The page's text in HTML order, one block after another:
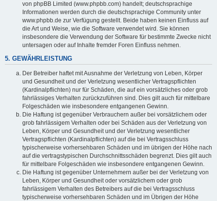
von phpBB Limited (www.phpbb.com) handelt; deutschsprachige
Informationen werden durch die deutschsprachige Community unter
www.phpbb.de zur Verfügung gestellt. Beide haben keinen Einfluss auf
die Art und Weise, wie die Software verwendet wird. Sie können
insbesondere die Verwendung der Software für bestimmte Zwecke nicht
untersagen oder auf Inhalte fremder Foren Einfluss nehmen.
5. GEWÄHRLEISTUNG
Der Betreiber haftet mit Ausnahme der Verletzung von Leben, Körper
und Gesundheit und der Verletzung wesentlicher Vertragspflichten
(Kardinalpflichten) nur für Schäden, die auf ein vorsätzliches oder grob
fahrlässiges Verhalten zurückzuführen sind. Dies gilt auch für mittelbare
Folgeschäden wie insbesondere entgangenen Gewinn.
Die Haftung ist gegenüber Verbrauchern außer bei vorsätzlichem oder
grob fahrlässigem Verhalten oder bei Schäden aus der Verletzung von
Leben, Körper und Gesundheit und der Verletzung wesentlicher
Vertragspflichten (Kardinalpflichten) auf die bei Vertragsschluss
typischerweise vorhersehbaren Schäden und im übrigen der Höhe nach
auf die vertragstypischen Durchschnittsschäden begrenzt. Dies gilt auch
für mittelbare Folgeschäden wie insbesondere entgangenen Gewinn.
Die Haftung ist gegenüber Unternehmern außer bei der Verletzung von
Leben, Körper und Gesundheit oder vorsätzlichem oder grob
fahrlässigem Verhalten des Betreibers auf die bei Vertragsschluss
typischerweise vorhersehbaren Schäden und im Übrigen der Höhe